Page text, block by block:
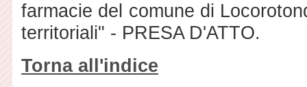
farmacie del comune di
territoriali" - PRESA D'ATTO.
Torna all'indice